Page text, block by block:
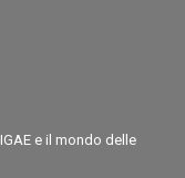
e il mondo delle